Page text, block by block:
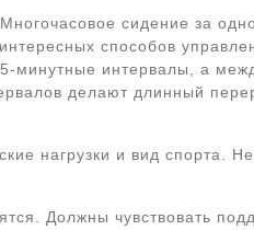
сидение за
способов
минутные интервалы, а
делают длинный
нагрузки и вид спорта.
Должны чувствовать